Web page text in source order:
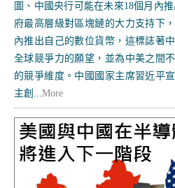
圖、中國央行可能在未來18個月內
府最高層級對區塊鏈的大力支持下
內推出自己的數位貨幣，這標誌著
全球競爭力的願望，並為中美之間
的競爭維度。中國國家主席習近平
主創...More